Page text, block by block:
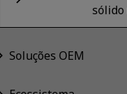
sólido
Soluções OEM